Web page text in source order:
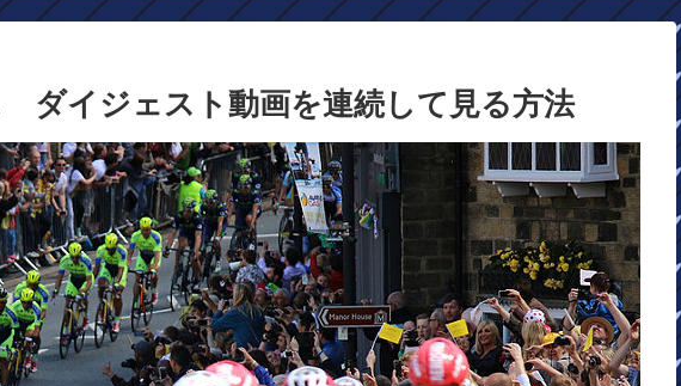
ダイジェスト動画を連続して見る方法